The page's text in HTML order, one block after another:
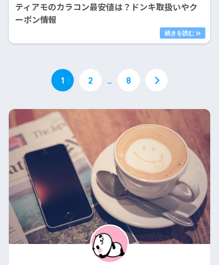
ティアモのカラコン最安値は？ドンキ取扱いやク
ーポン情報
1 2 … 8